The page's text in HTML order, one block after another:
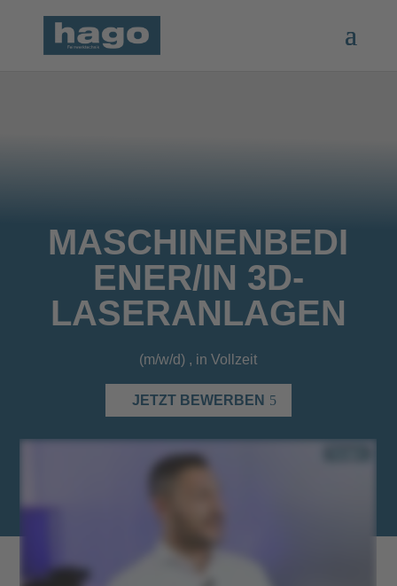
MASCHINENBEDI
ENER/IN 3D-
LASERANLAGEN
(m/w/d) , in Vollzeit
JETZT BEWERBEN